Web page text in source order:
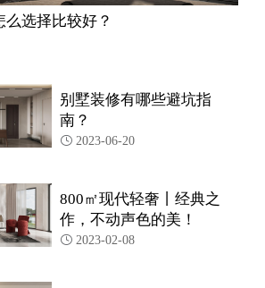
选择比较好？
别墅装修有哪些避坑指
南？
 2023-06-20
800㎡现代轻奢丨经典之
作，不动声色的美！
 2023-02-08